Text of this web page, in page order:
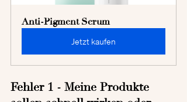
Anti-Pigment Serum
Jetzt kaufen
Fehler 1 - Meine Produkte